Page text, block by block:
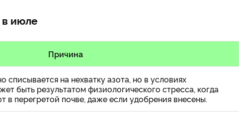
в июле
Причина
списывается на нехватку азота, но в условиях
быть результатом физиологического стресса, когда
в перегретой почве, даже если удобрения внесены.